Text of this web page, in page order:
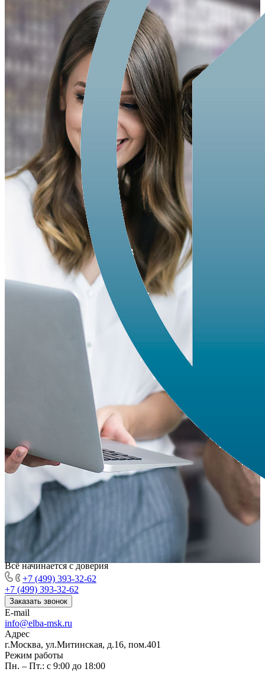
Всё начинается с доверия
+7 (499) 393-32-62
+7 (499) 393-32-62
Заказать звонок
E-mail
info@elba-msk.ru
Адрес
г.Москва, ул.Митинская, д.16, пом.401
Режим работы
Пн. – Пт.: с 9:00 до 18:00